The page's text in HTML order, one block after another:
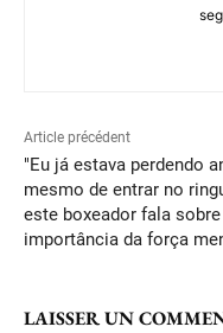
Article précédent
"Eu já estava perdendo
mesmo de entrar no
este boxeador fala
importância da força
LAISSER UN